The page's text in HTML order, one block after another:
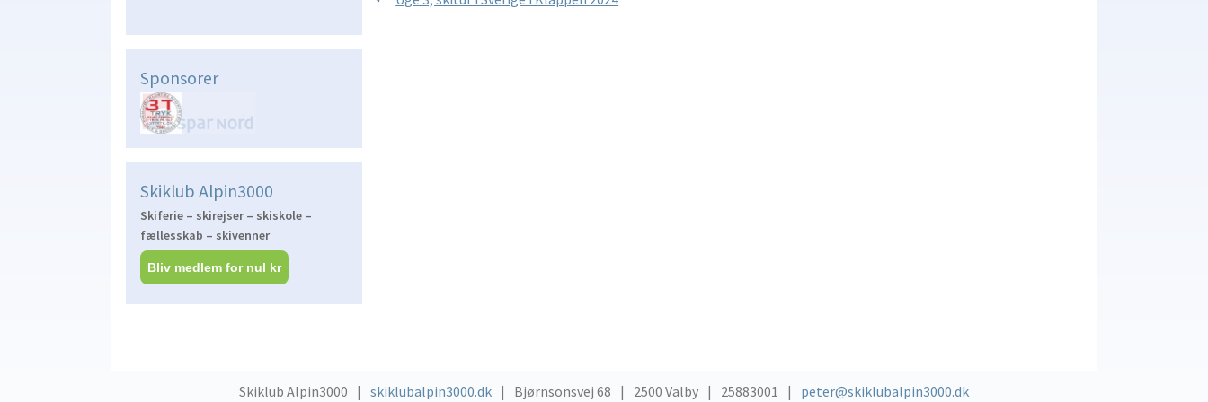
Sponsorer
Skiklub Alpin3000
Skiferie – skirejser – skiskole –
fællesskab – skivenner
Bliv medlem for nul kr
Skiklub Alpin3000 skiklubalpin3000.dk Bjørnsonsvej 68 2500 Valby 25883001 peter@skiklubalpin3000.dk